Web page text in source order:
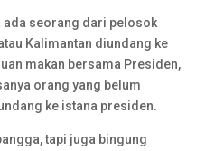
ada seorang dari pelosok
Kalimantan diundang ke
makan bersama Presiden,
orang yang belum
ke istana presiden.
tapi juga bingung